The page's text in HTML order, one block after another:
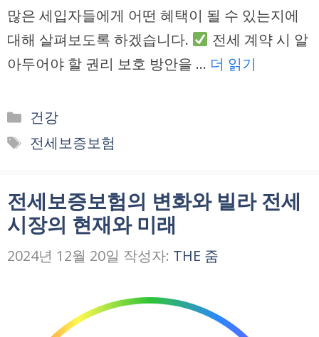
많은 세입자들에게 어떤 혜택이 될 수 있는지에
대해 살펴보도록 하겠습니다.
전세 계약 시 알
아두어야 할 권리 보호 방안을 … 더 읽기
카
테
건강
태
전세보증보험
전세보증보험의 변화와 빌라 전세
시장의 현재와 미래
2024년 12월 20일 작성자: THE 줌